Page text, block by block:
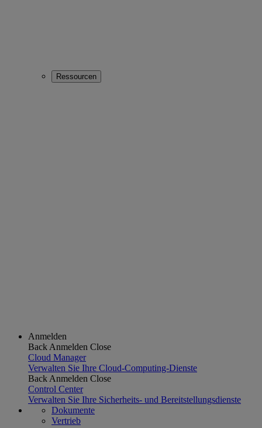
Ressourcen
Anmelden
Back Anmelden Close
Cloud Manager
Verwalten Sie Ihre Cloud-Computing-Dienste
Back Anmelden Close
Control Center
Verwalten Sie Ihre Sicherheits- und Bereitstellungsdienste
Dokumente
Vertrieb